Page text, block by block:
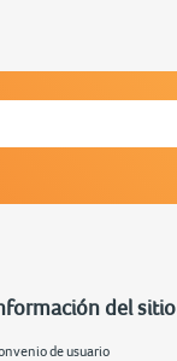
del sitio
de usuario